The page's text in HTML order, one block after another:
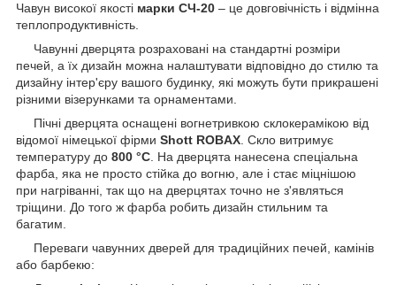
Чавун високої якості марки СЧ-20 – це довговічність і відмінна
теплопродуктивність.
Чавунні дверцята розраховані на стандартні розміри
печей, а їх дизайн можна налаштувати відповідно до стилю та
дизайну інтер'єру вашого будинку, які можуть бути прикрашені
різними візерунками та орнаментами.
Пічні дверцята оснащені вогнетривкою склокерамікою від
відомої німецької фірми Shott ROBAX. Скло витримує
температуру до 800 °C. На дверцята нанесена спеціальна
фарба, яка не просто стійка до вогню, але і стає міцнішою
при нагріванні, так що на дверцятах точно не з'являться
тріщини. До того ж фарба робить дизайн стильним та
багатим.
Переваги чавунних дверей для традиційних печей, камінів
або барбекю: